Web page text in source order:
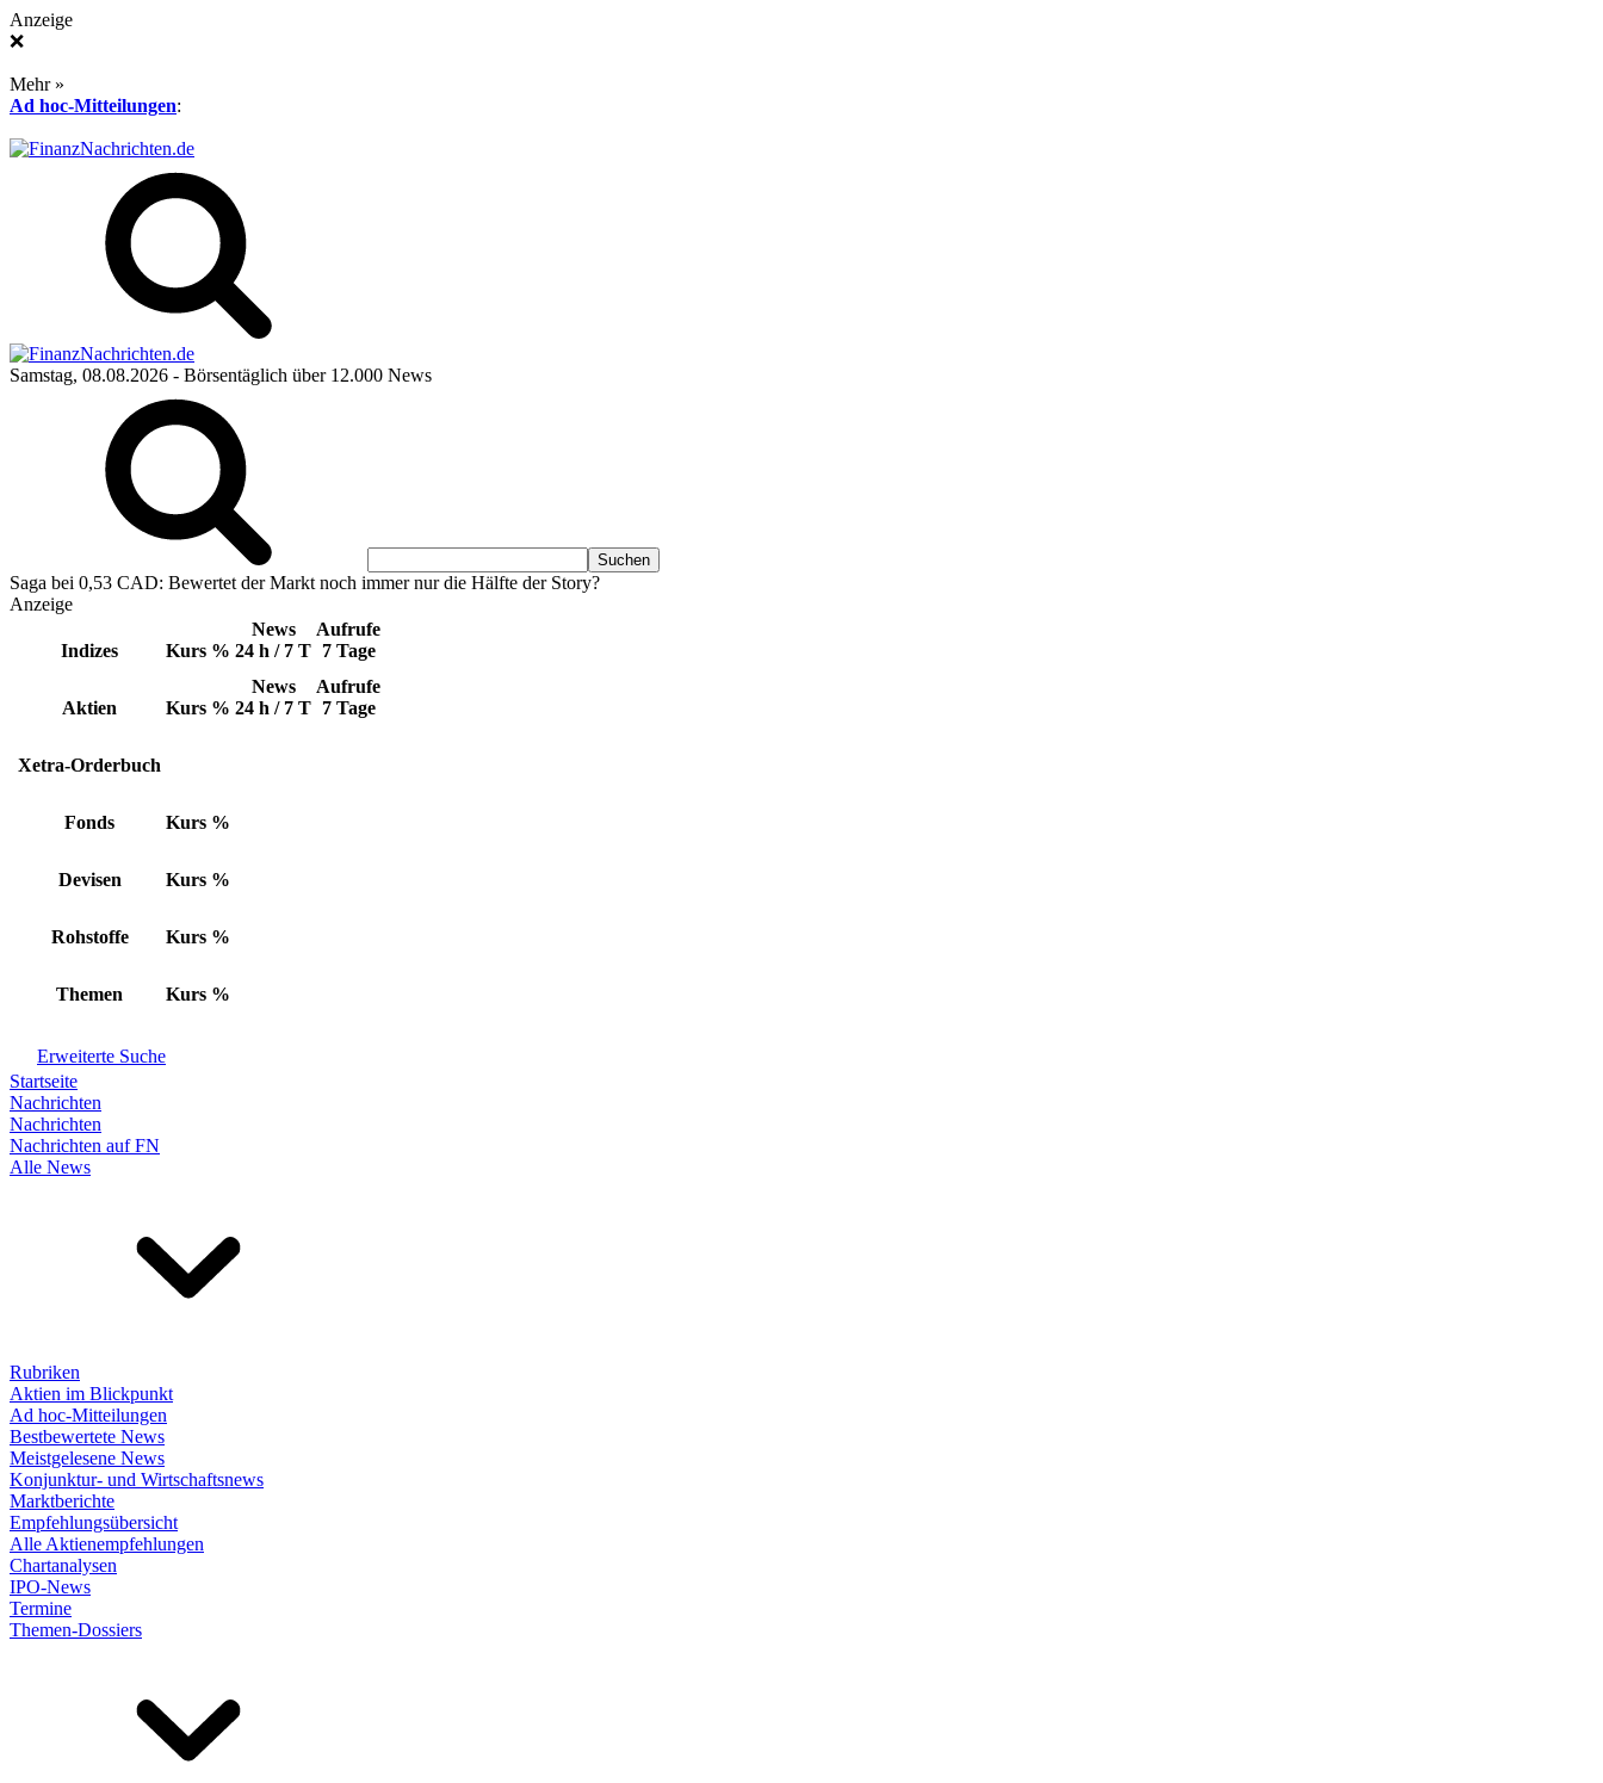
Anzeige
❌
Mehr »
Ad hoc-Mitteilungen:
Samstag, 08.08.2026 - Börsentäglich über 12.000 News
Saga bei 0,53 CAD: Bewertet der Markt noch immer nur die Hälfte der Story?
Anzeige
Indizes Kurs %
News
24 h / 7 T
Aufrufe
7 Tage
Aktien Kurs %
News
24 h / 7 T
Aufrufe
7 Tage
Xetra-Orderbuch
Fonds Kurs %
Devisen Kurs %
Rohstoffe Kurs %
Themen Kurs %
Erweiterte Suche
Startseite
Nachrichten
Nachrichten
Nachrichten auf FN
Alle News
Rubriken
Aktien im Blickpunkt
Ad hoc-Mitteilungen
Bestbewertete News
Meistgelesene News
Konjunktur- und Wirtschaftsnews
Marktberichte
Empfehlungsübersicht
Alle Aktienempfehlungen
Chartanalysen
IPO-News
Termine
Themen-Dossiers